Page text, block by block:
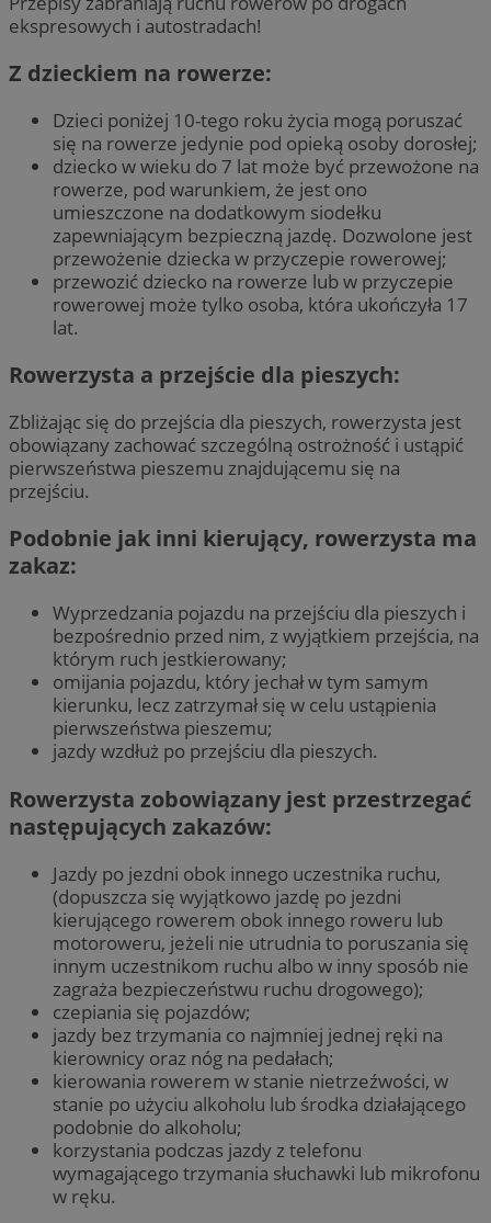
ekspresowych i autostradach!
Z dzieckiem na rowerze:
Dzieci poniżej 10-tego roku życia mogą poruszać
się na rowerze jedynie pod opieką osoby dorosłej;
dziecko w wieku do 7 lat może być przewożone na
rowerze, pod warunkiem, że jest ono
umieszczone na dodatkowym siodełku
zapewniającym bezpieczną jazdę. Dozwolone jest
przewożenie dziecka w przyczepie rowerowej;
przewozić dziecko na rowerze lub w przyczepie
rowerowej może tylko osoba, która ukończyła 17
lat.
Rowerzysta a przejście dla pieszych:
Zbliżając się do przejścia dla pieszych, rowerzysta jest
obowiązany zachować szczególną ostrożność i ustąpić
pierwszeństwa pieszemu znajdującemu się na
przejściu.
Podobnie jak inni kierujący, rowerzysta ma
zakaz:
Wyprzedzania pojazdu na przejściu dla pieszych i
bezpośrednio przed nim, z wyjątkiem przejścia, na
którym ruch jestkierowany;
omijania pojazdu, który jechał w tym samym
kierunku, lecz zatrzymał się w celu ustąpienia
pierwszeństwa pieszemu;
jazdy wzdłuż po przejściu dla pieszych.
Rowerzysta zobowiązany jest przestrzegać
następujących zakazów:
Jazdy po jezdni obok innego uczestnika ruchu,
(dopuszcza się wyjątkowo jazdę po jezdni
kierującego rowerem obok innego roweru lub
motoroweru, jeżeli nie utrudnia to poruszania się
innym uczestnikom ruchu albo w inny sposób nie
zagraża bezpieczeństwu ruchu drogowego);
czepiania się pojazdów;
jazdy bez trzymania co najmniej jednej ręki na
kierownicy oraz nóg na pedałach;
kierowania rowerem w stanie nietrzeźwości, w
stanie po użyciu alkoholu lub środka działającego
podobnie do alkoholu;
korzystania podczas jazdy z telefonu
wymagającego trzymania słuchawki lub mikrofonu
w ręku.